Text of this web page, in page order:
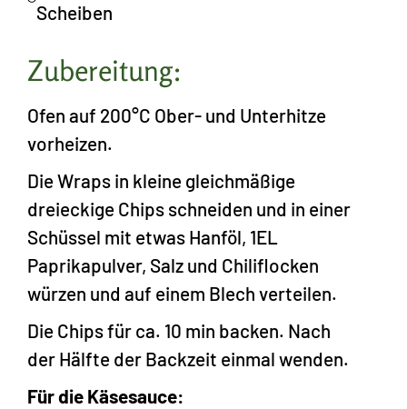
Scheiben
Zubereitung:
Ofen auf 200°C Ober- und Unterhitze
vorheizen.
Die Wraps in kleine gleichmäßige
dreieckige Chips schneiden und in einer
Schüssel mit etwas Hanföl, 1EL
Paprikapulver, Salz und Chiliflocken
würzen und auf einem Blech verteilen.
Die Chips für ca. 10 min backen. Nach
der Hälfte der Backzeit einmal wenden.
Für die Käsesauce: